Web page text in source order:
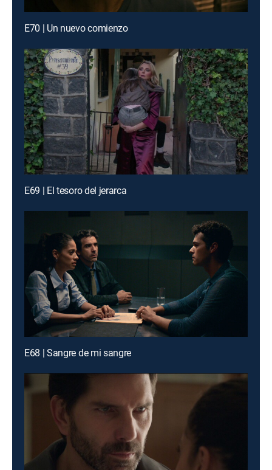
E70 | Un nuevo comienzo
E69 | El tesoro del jerarca
E68 | Sangre de mi sangre